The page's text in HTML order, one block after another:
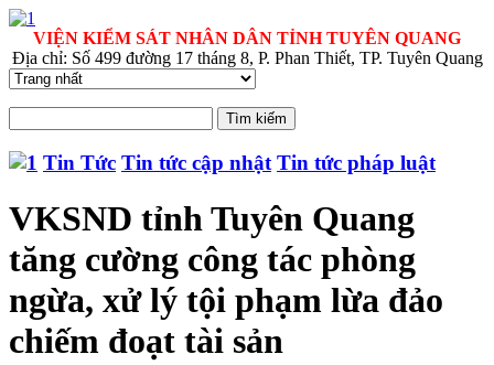
VIỆN KIỂM SÁT NHÂN DÂN TỈNH TUYÊN QUANG
Địa chỉ: Số 499 đường 17 tháng 8, P. Phan Thiết, TP. Tuyên Quang
Tin Tức Tin tức cập nhật Tin tức pháp luật
VKSND tỉnh Tuyên Quang
tăng cường công tác phòng
ngừa, xử lý tội phạm lừa đảo
chiếm đoạt tài sản